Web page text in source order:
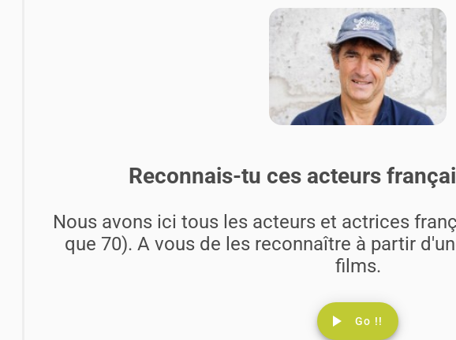
Reconnais-tu ces acteurs
Nous avons ici tous les acteurs et actrices
que 70). A vous de les reconnaître à partir
films.
play_arrow Go !!